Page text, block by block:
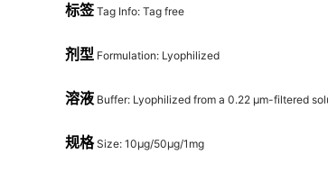
标签 Tag Info: Tag free
剂型 Formulation: Lyophilized
溶液 Buffer: Lyophilized from a 0.22 μm-filtered
规格Size: 10μg/50μg/1mg